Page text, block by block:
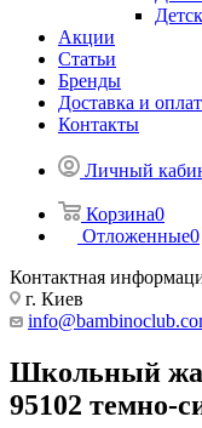
Акции
Статьи
Бренды
Доставка и
Контакты
Личный
Корзина0
Отложенные0
Контактная
г. Киев
Школьный
95102 темно-